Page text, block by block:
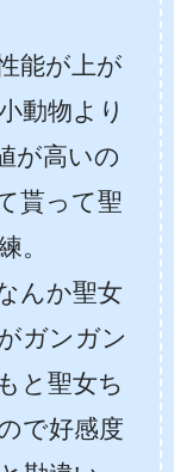
能が上が
動物より
が高いの
貰って聖
。
んか聖女
ガンガン
と聖女ち
で好感度